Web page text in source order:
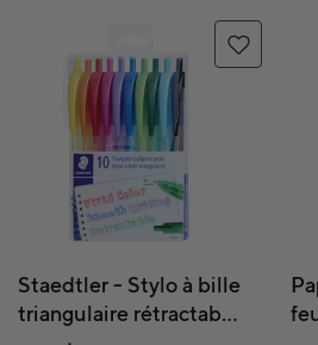
Staedtler - Stylo à bille
triangulaire rétractable